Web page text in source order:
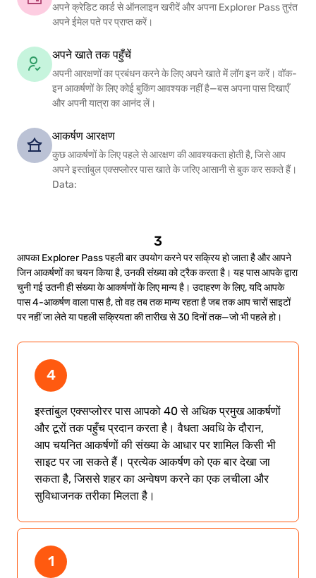
अपने क्रेडिट कार्ड से ऑनलाइन खरीदें और अपना Explorer Pass तुरंत
अपने ईमेल पते पर प्राप्त करें।
अपने खाते तक पहुँचें
अपनी आरक्षणों का प्रबंधन करने के लिए अपने खाते में लॉग इन करें। वॉक-
इन आकर्षणों के लिए कोई बुकिंग आवश्यक नहीं है—बस अपना पास दिखाएँ
और अपनी यात्रा का आनंद लें।
आकर्षण आरक्षण
कुछ आकर्षणों के लिए पहले से आरक्षण की आवश्यकता होती है, जिसे आप
अपने इस्तांबुल एक्सप्लोरर पास खाते के जरिए आसानी से बुक कर सकते हैं।
Data:
3
आपका Explorer Pass पहली बार उपयोग करने पर सक्रिय हो जाता है और आपने
जिन आकर्षणों का चयन किया है, उनकी संख्या को ट्रैक करता है। यह पास आपके द्वारा
चुनी गई उतनी ही संख्या के आकर्षणों के लिए मान्य है। उदाहरण के लिए, यदि आपके
पास 4-आकर्षण वाला पास है, तो वह तब तक मान्य रहता है जब तक आप चारों साइटों
पर नहीं जा लेते या पहली सक्रियता की तारीख से 30 दिनों तक—जो भी पहले हो।
4
इस्तांबुल एक्सप्लोरर पास आपको 40 से अधिक प्रमुख आकर्षणों
और टूरों तक पहुँच प्रदान करता है। वैधता अवधि के दौरान,
आप चयनित आकर्षणों की संख्या के आधार पर शामिल किसी भी
साइट पर जा सकते हैं। प्रत्येक आकर्षण को एक बार देखा जा
सकता है, जिससे शहर का अन्वेषण करने का एक लचीला और
सुविधाजनक तरीका मिलता है।
1